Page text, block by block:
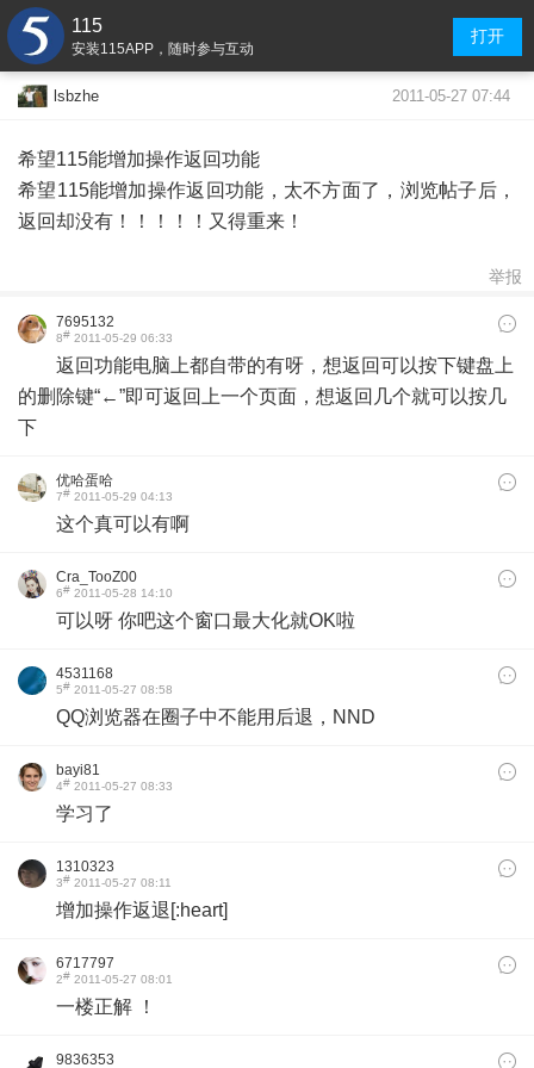
115
安装115APP，随时参与互动
打开
lsbzhe 2011-05-27 07:44
希望115能增加操作返回功能
希望115能增加操作返回功能，太不方面了，浏览帖子后，
返回却没有！！！！！又得重来！
举报
7695132
8# 2011-05-29 06:33
返回功能电脑上都自带的有呀，想返回可以按下键盘上
的删除键“←”即可返回上一个页面，想返回几个就可以按几
下
优哈蛋哈
7# 2011-05-29 04:13
这个真可以有啊
Cra_TooZ00
6# 2011-05-28 14:10
可以呀 你吧这个窗口最大化就OK啦
4531168
5# 2011-05-27 08:58
QQ浏览器在圈子中不能用后退，NND
bayi81
4# 2011-05-27 08:33
学习了
1310323
3# 2011-05-27 08:11
增加操作返退[:heart]
6717797
2# 2011-05-27 08:01
一楼正解 ！
9836353